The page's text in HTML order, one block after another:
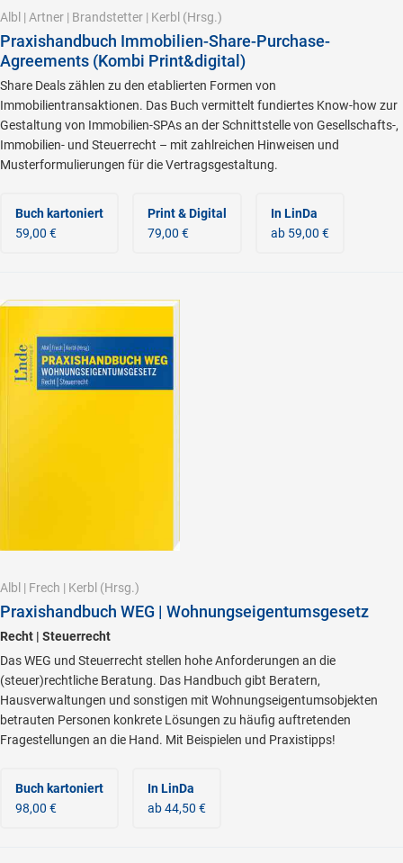
Albl | Artner | Brandstetter | Kerbl (Hrsg.)
Praxishandbuch Immobilien-Share-Purchase-
Agreements (Kombi Print&digital)
Share Deals zählen zu den etablierten Formen von
Immobilientransaktionen. Das Buch vermittelt fundiertes Know-how zur
Gestaltung von Immobilien-SPAs an der Schnittstelle von Gesellschafts-,
Immobilien- und Steuerrecht – mit zahlreichen Hinweisen und
Musterformulierungen für die Vertragsgestaltung.
Buch kartoniert
59,00 €
Print & Digital
79,00 €
In LinDa
ab 59,00 €
Albl | Frech | Kerbl (Hrsg.)
Praxishandbuch WEG | Wohnungseigentumsgesetz
Recht | Steuerrecht
Das WEG und Steuerrecht stellen hohe Anforderungen an die
(steuer)rechtliche Beratung. Das Handbuch gibt Beratern,
Hausverwaltungen und sonstigen mit Wohnungseigentumsobjekten
betrauten Personen konkrete Lösungen zu häufig auftretenden
Fragestellungen an die Hand. Mit Beispielen und Praxistipps!
Buch kartoniert
98,00 €
In LinDa
ab 44,50 €